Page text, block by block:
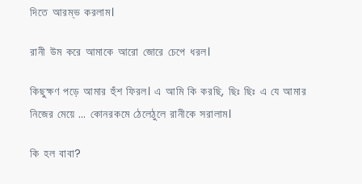
দিতে আরম্ভ করলাম।
রানী উম করে আমাকে আরো জোরে চেপে ধরল।
কিছুক্ষণ পড়ে আমার হুঁশ ফিরল। এ আমি কি করছি, ছিঃ ছিঃ এ যে আমার
নিজের মেয়ে … কোনরকমে ঠেলেঠুলে রানীকে সরালাম।
কি হল বাবা?